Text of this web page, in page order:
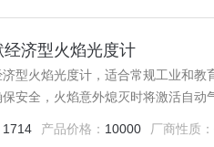
经济型火焰光度计
型火焰光度计，适合常规工业和教
安全，火焰意外熄灭时将激活自动
1714 产品价格： 10000 厂商性质：